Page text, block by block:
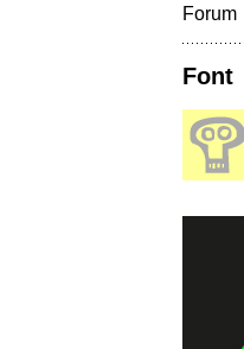
Forum
Font